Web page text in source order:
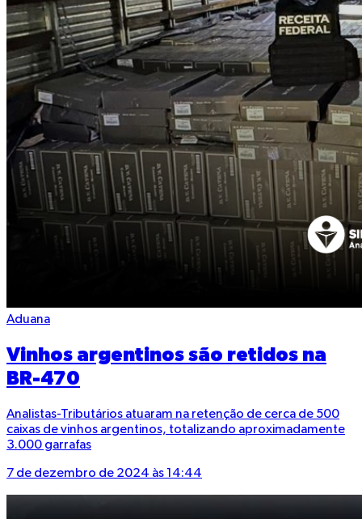
Aduana
Vinhos argentinos são retidos na
BR-470
Analistas-Tributários atuaram na retenção de cerca de 500
caixas de vinhos argentinos, totalizando aproximadamente
3.000 garrafas
7 de dezembro de 2024 às 14:44